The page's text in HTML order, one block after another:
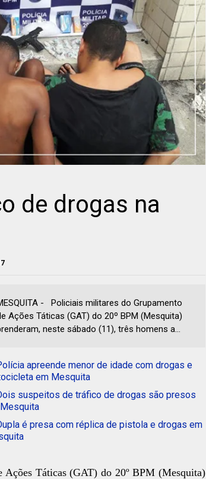
de drogas na
- Policiais militares do Grupamento
Ações Táticas (GAT) do 20º BPM (Mesquita)
neste sábado (11), três homens a...
apreende menor de idade com drogas e
em Mesquita
suspeitos de tráfico de drogas são presos
é presa com réplica de pistola e drogas em
Táticas (GAT) do 20º BPM (Mesquita)